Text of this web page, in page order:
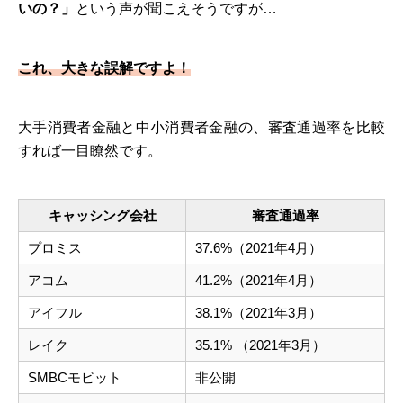
いの？」 という声が聞こえそうですが…
これ、大きな誤解ですよ！
大手消費者金融と中小消費者金融の、審査通過率を比較
すれば一目瞭然です。
キャッシング会社 審査通過率
プロミス 37.6%（2021年4月）
アコム 41.2%（2021年4月）
アイフル 38.1%（2021年3月）
レイク 35.1% （2021年3月）
SMBCモビット 非公開